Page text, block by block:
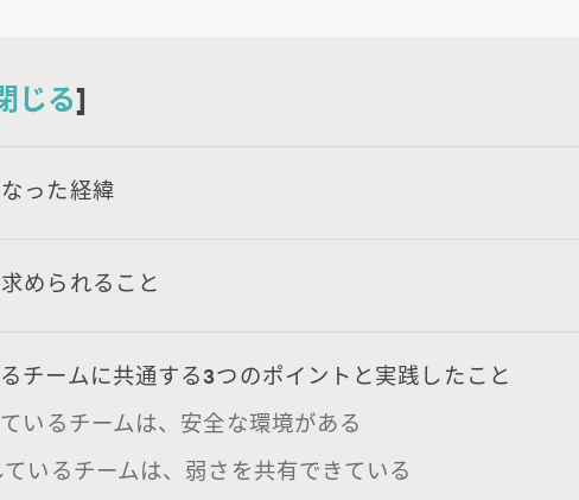
じる]
った経緯
められること
チームに共通する3つのポイントと実践したこと
いるチームは、安全な環境がある
いるチームは、弱さを共有できている